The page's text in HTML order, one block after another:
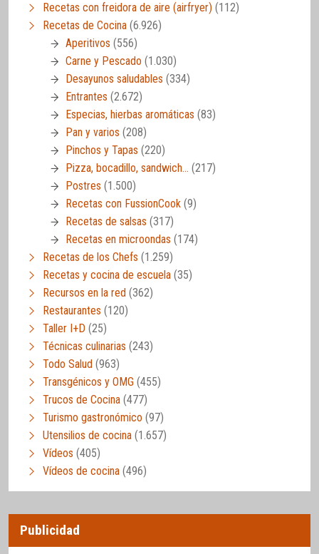
Recetas con freidora de aire (airfryer) (112)
Recetas de Cocina (6.926)
Aperitivos (556)
Carne y Pescado (1.030)
Desayunos saludables (334)
Entrantes (2.672)
Especias, hierbas aromáticas (83)
Pan y varios (208)
Pinchos y Tapas (220)
Pizza, bocadillo, sandwich… (217)
Postres (1.500)
Recetas con FussionCook (9)
Recetas de salsas (317)
Recetas en microondas (174)
Recetas de los Chefs (1.259)
Recetas y cocina de escuela (35)
Recursos en la red (362)
Restaurantes (120)
Taller I+D (25)
Técnicas culinarias (243)
Todo Salud (963)
Transgénicos y OMG (455)
Trucos de Cocina (477)
Turismo gastronómico (97)
Utensilios de cocina (1.657)
Vídeos (405)
Vídeos de cocina (496)
Publicidad